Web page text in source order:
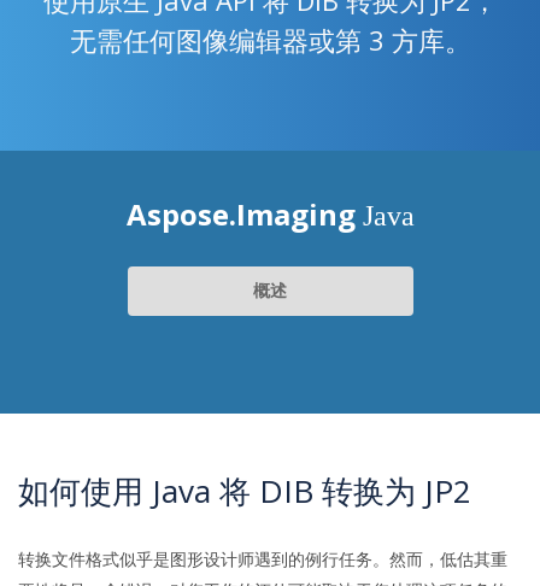
无需任何图像编辑器或第 3 方库。
Aspose.Imaging Java
概述
如何使用 Java 将 DIB 转换为 JP2
转换文件格式似乎是图形设计师遇到的例行任务。然而，低估其重